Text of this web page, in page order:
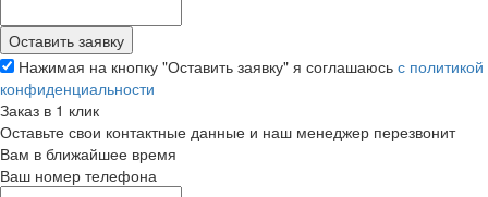
Нажимая на кнопку "Оставить заявку" я соглашаюсь с политикой
конфиденциальности
Заказ в 1 клик
Оставьте свои контактные данные и наш менеджер перезвонит
Вам в ближайшее время
Ваш номер телефона